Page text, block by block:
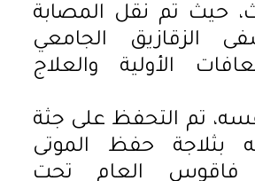
حيث تم نقل المصابة
الزقازيق الجامعي
الأولية والعلاج
تم التحفظ على جثة
بثلاجة حفظ الموتى
فاقوس العام تحت